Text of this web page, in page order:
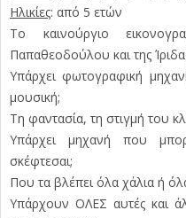
Ηλικίες: από 5 ετών
Το καινούργιο
Παπαθεοδούλου και της
Υπάρχει φωτογραφική
μουσική;
Τη φαντασία, τη στιγμή του
Υπάρχει μηχανή που
σκέφτεσαι;
Που τα βλέπει όλα χάλια ή
Υπάρχουν ΟΛΕΣ αυτές και